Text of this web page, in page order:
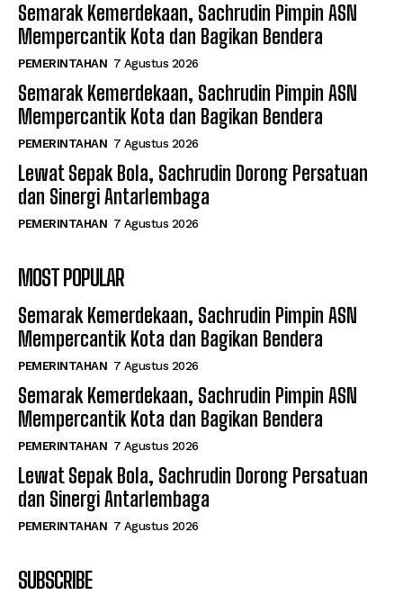
Semarak Kemerdekaan, Sachrudin Pimpin ASN
Mempercantik Kota dan Bagikan Bendera
PEMERINTAHAN 7 Agustus 2026
Semarak Kemerdekaan, Sachrudin Pimpin ASN
Mempercantik Kota dan Bagikan Bendera
PEMERINTAHAN 7 Agustus 2026
Lewat Sepak Bola, Sachrudin Dorong Persatuan
dan Sinergi Antarlembaga
PEMERINTAHAN 7 Agustus 2026
MOST POPULAR
Semarak Kemerdekaan, Sachrudin Pimpin ASN
Mempercantik Kota dan Bagikan Bendera
PEMERINTAHAN 7 Agustus 2026
Semarak Kemerdekaan, Sachrudin Pimpin ASN
Mempercantik Kota dan Bagikan Bendera
PEMERINTAHAN 7 Agustus 2026
Lewat Sepak Bola, Sachrudin Dorong Persatuan
dan Sinergi Antarlembaga
PEMERINTAHAN 7 Agustus 2026
SUBSCRIBE